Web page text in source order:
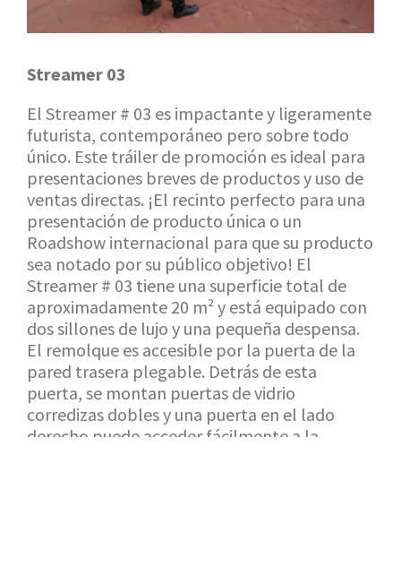
Streamer 03
El Streamer # 03 es impactante y ligeramente
futurista, contemporáneo pero sobre todo
único. Este tráiler de promoción es ideal para
presentaciones breves de productos y uso de
ventas directas. ¡El recinto perfecto para una
presentación de producto única o un
Roadshow internacional para que su producto
sea notado por su público objetivo! El
Streamer # 03 tiene una superficie total de
aproximadamente 20 m² y está equipado con
dos sillones de lujo y una pequeña despensa.
El remolque es accesible por la puerta de la
pared trasera plegable. Detrás de esta
puerta, se montan puertas de vidrio
corredizas dobles y una puerta en el lado
derecho puede acceder fácilmente a la